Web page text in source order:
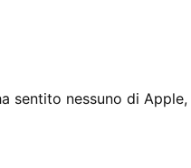
sentito nessuno di